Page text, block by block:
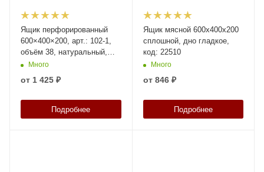
Ящик перфорированный
600×400×200, арт.: 102-1,
объём 38, натуральный,
код: 04029
Много
от 1 425 ₽
Подробнее
Ящик мясной 600х400х200
сплошной, дно гладкое,
код: 22510
Много
от 846 ₽
Подробнее